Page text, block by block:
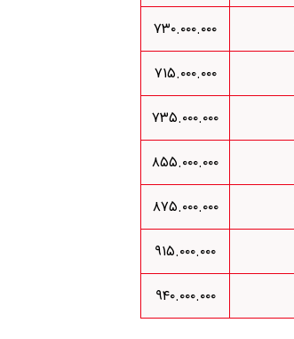
۷۳۰.۰۰۰.۰۰۰
۷۱۵.۰۰۰.۰۰۰
۷۳۵.۰۰۰.۰۰۰
۸۵۵.۰۰۰.۰۰۰
۸۷۵.۰۰۰.۰۰۰
۹۱۵.۰۰۰.۰۰۰
۹۴۰.۰۰۰.۰۰۰